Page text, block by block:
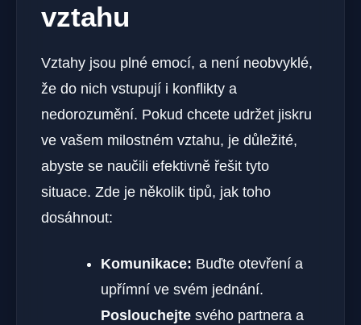
vztahu
Vztahy jsou plné emocí, a není neobvyklé,
že do nich vstupují i konflikty a
nedorozumění. Pokud chcete udržet jiskru
ve vašem milostném vztahu, je důležité,
abyste se naučili efektivně řešit tyto
situace. Zde je několik tipů, jak toho
dosáhnout:
Komunikace: Buďte otevření a
upřímní ve svém jednání.
Poslouchejte svého partnera a